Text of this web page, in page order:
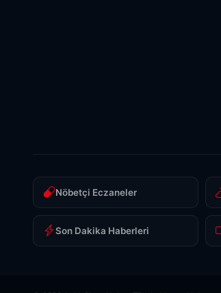
Nöbetçi Eczaneler
Son Dakika Haberleri